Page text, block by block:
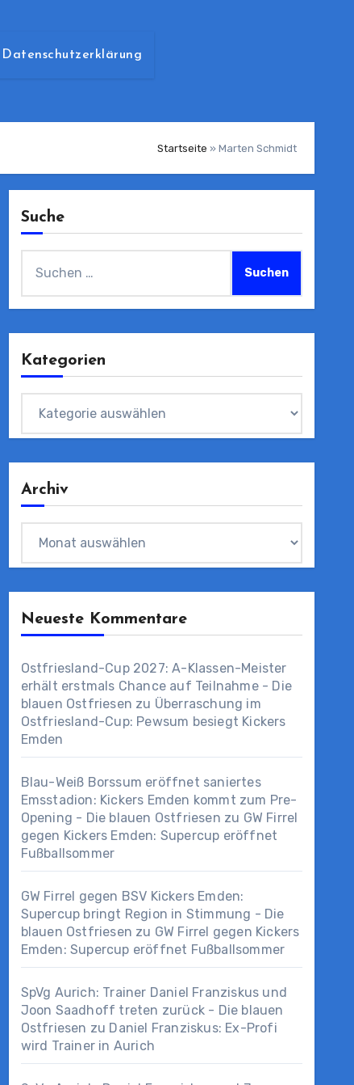
Datenschutzerklärung
Startseite » Marten Schmidt
Suche
nach:
Kategorien
Archiv
Neueste Kommentare
Ostfriesland-Cup 2027: A-Klassen-Meister
erhält erstmals Chance auf Teilnahme - Die
blauen Ostfriesen zu Überraschung im
Ostfriesland-Cup: Pewsum besiegt Kickers
Emden
Blau-Weiß Borssum eröffnet saniertes
Emsstadion: Kickers Emden kommt zum Pre-
Opening - Die blauen Ostfriesen zu GW Firrel
gegen Kickers Emden: Supercup eröffnet
Fußballsommer
GW Firrel gegen BSV Kickers Emden:
Supercup bringt Region in Stimmung - Die
blauen Ostfriesen zu GW Firrel gegen Kickers
Emden: Supercup eröffnet Fußballsommer
SpVg Aurich: Trainer Daniel Franziskus und
Joon Saadhoff treten zurück - Die blauen
Ostfriesen zu Daniel Franziskus: Ex-Profi
wird Trainer in Aurich